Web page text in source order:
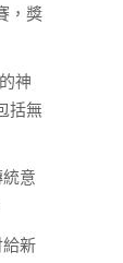
，獎
神
括無
意
新